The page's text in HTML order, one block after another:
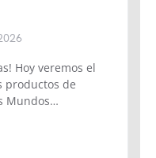
Hoy veremos el
productos de
Mundos…